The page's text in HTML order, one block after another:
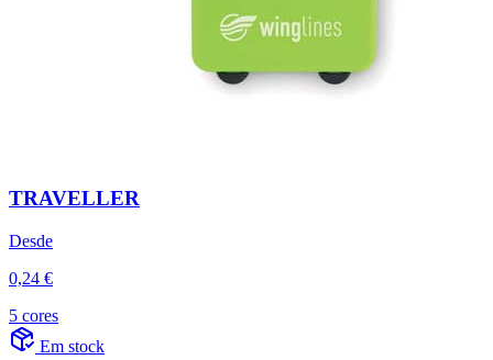
TRAVELLER
Desde
0,24 €
5 cores
Em stock